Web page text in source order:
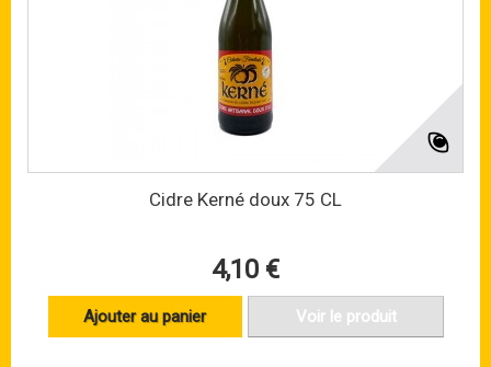
Cidre Kerné doux 75 CL
4,10 €
Ajouter au panier Voir le produit